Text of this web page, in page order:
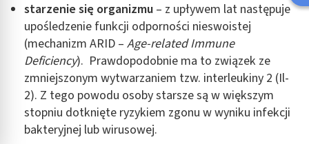
starzenie się organizmu – z upływem lat następuje
upośledzenie funkcji odporności nieswoistej
(mechanizm ARID – Age-related Immune
Deficiency). Prawdopodobnie ma to związek ze
zmniejszonym wytwarzaniem tzw. interleukiny 2 (Il-
2). Z tego powodu osoby starsze są w większym
stopniu dotknięte ryzykiem zgonu w wyniku infekcji
bakteryjnej lub wirusowej.